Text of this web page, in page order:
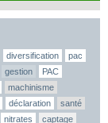
diversification
pac
gestion
PAC
machinisme
déclaration
santé
nitrates captage